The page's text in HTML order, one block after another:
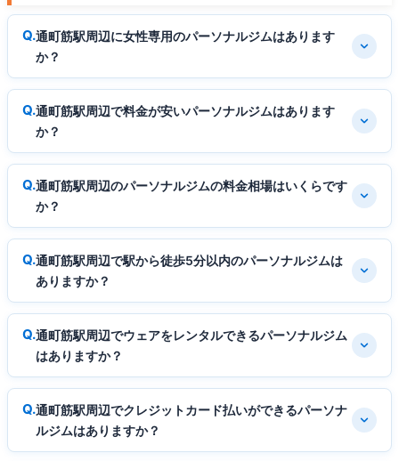
通町筋駅周辺に女性専用のパーソナルジムはあります
か？
通町筋駅周辺で料金が安いパーソナルジムはあります
か？
通町筋駅周辺のパーソナルジムの料金相場はいくらです
か？
通町筋駅周辺で駅から徒歩5分以内のパーソナルジムは
ありますか？
通町筋駅周辺でウェアをレンタルできるパーソナルジム
はありますか？
通町筋駅周辺でクレジットカード払いができるパーソナ
ルジムはありますか？